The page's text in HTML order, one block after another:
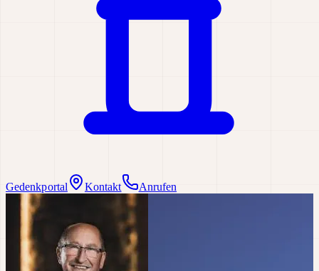
Gedenkportal Kontakt Anrufen